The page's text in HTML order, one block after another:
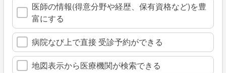
医師の情報(得意分野や経歴、保有資格など)を豊
富にする
病院なび上で直接 受診予約ができる
地図表示から医療機関が検索できる